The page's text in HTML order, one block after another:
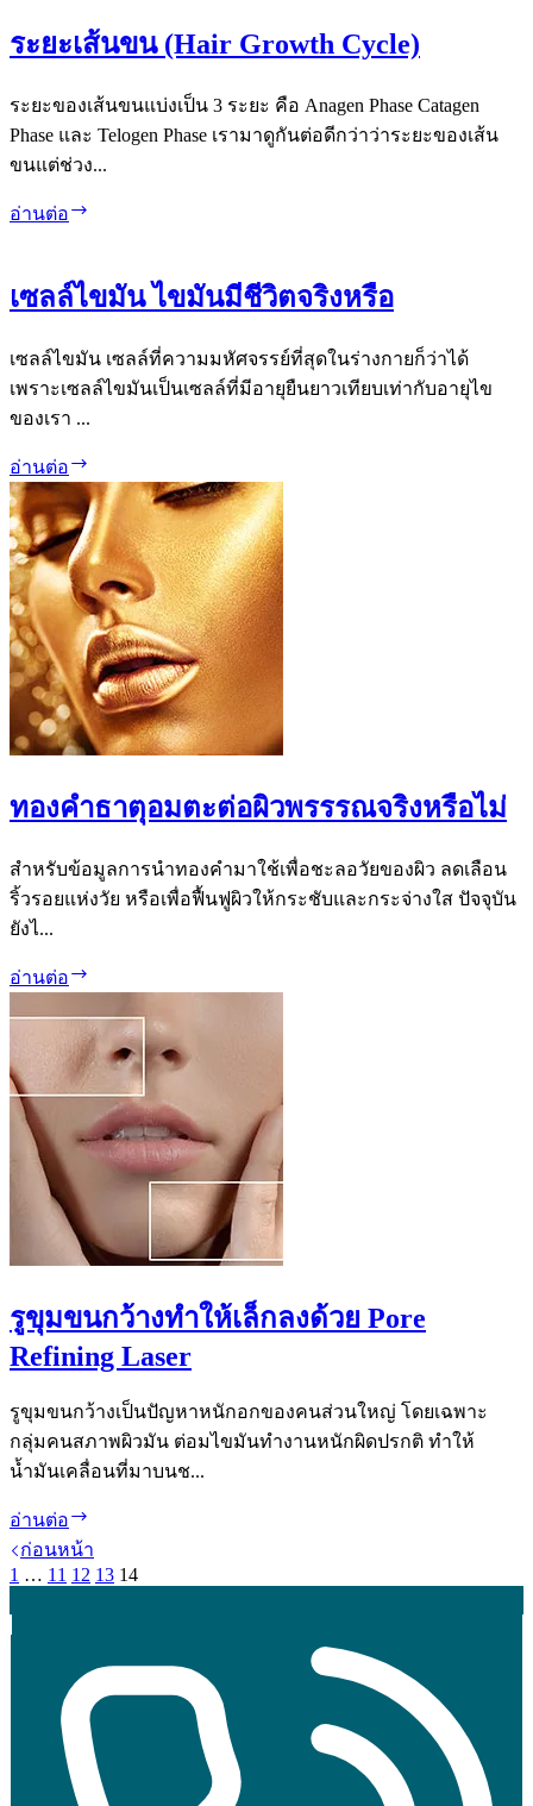
กี่
ระยะเส้นขน (Hair Growth Cycle)
ระยะของเส้นขนแบ่งเป็น 3 ระยะ คือ Anagen Phase Catagen
Phase และ Telogen Phase เรามาดูกันต่อดีกว่าว่าระยะของเส้น
ขนแต่ช่วง...
อ่านต่อ
(Hair
Growth
เซลล์ไขมัน ไขมันมีชีวิตจริงหรือ
เซลล์ไขมัน เซลล์ที่ความมหัศจรรย์ที่สุดในร่างกายก็ว่าได้
เพราะเซลล์ไขมันเป็นเซลล์ที่มีอายุยืนยาวเทียบเท่ากับอายุไข
ของเรา ...
อ่านต่อ
ไข
มัน
ไข
มัน
มี
ชีวิต
จริง
หรือ
ทองคำธาตุอมตะต่อผิวพรรรณจริงหรือไม่
สำหรับข้อมูลการนำทองคำมาใช้เพื่อชะลอวัยของผิว ลดเลือน
ริ้วรอยแห่งวัย หรือเพื่อฟื้นฟูผิวให้กระชับและกระจ่างใส ปัจจุบัน
ยังไ...
อ่านต่อ
อมตะ
ต่อ
ผิว
พรร
รณ
ไม่
รูขุมขนกว้างทำให้เล็กลงด้วย Pore
Refining Laser
รูขุมขนกว้างเป็นปัญหาหนักอกของคนส่วนใหญ่ โดยเฉพาะ
กลุ่มคนสภาพผิวมัน ต่อมไขมันทำงานหนักผิดปรกติ ทำให้
น้ำมันเคลื่อนที่มาบนช...
อ่านต่อ
ขุม
ขน
เล็ก
ลง
ด้วย
Pore
Refining
Laser
ก่อนหน้า
1 … 11 12 13 14